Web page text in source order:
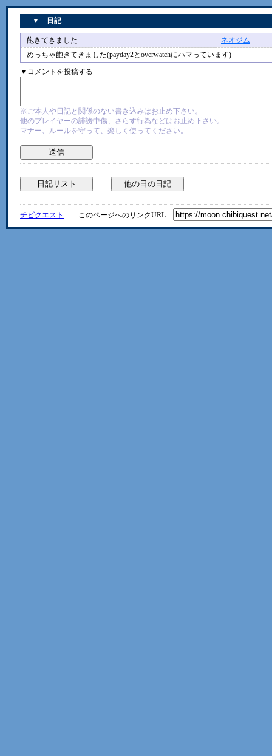
▼ 日記
飽きてきました ネオジム
めっちゃ飽きてきました(payday2とoverwatchにハマっています)
▼コメントを投稿する
※ご本人や日記と関係のない書き込みはお止め下さい。
他のプレイヤーの誹謗中傷、さらす行為などはお止め下さい。
マナー、ルールを守って、楽しく使ってください。
チビクエスト このページへのリンクURL